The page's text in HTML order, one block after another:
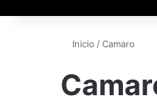
Inicio /Camaro